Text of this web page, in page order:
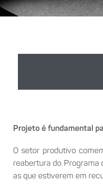
Projeto é fundamental
O setor produtivo
reabertura do Programa
as que estiverem em